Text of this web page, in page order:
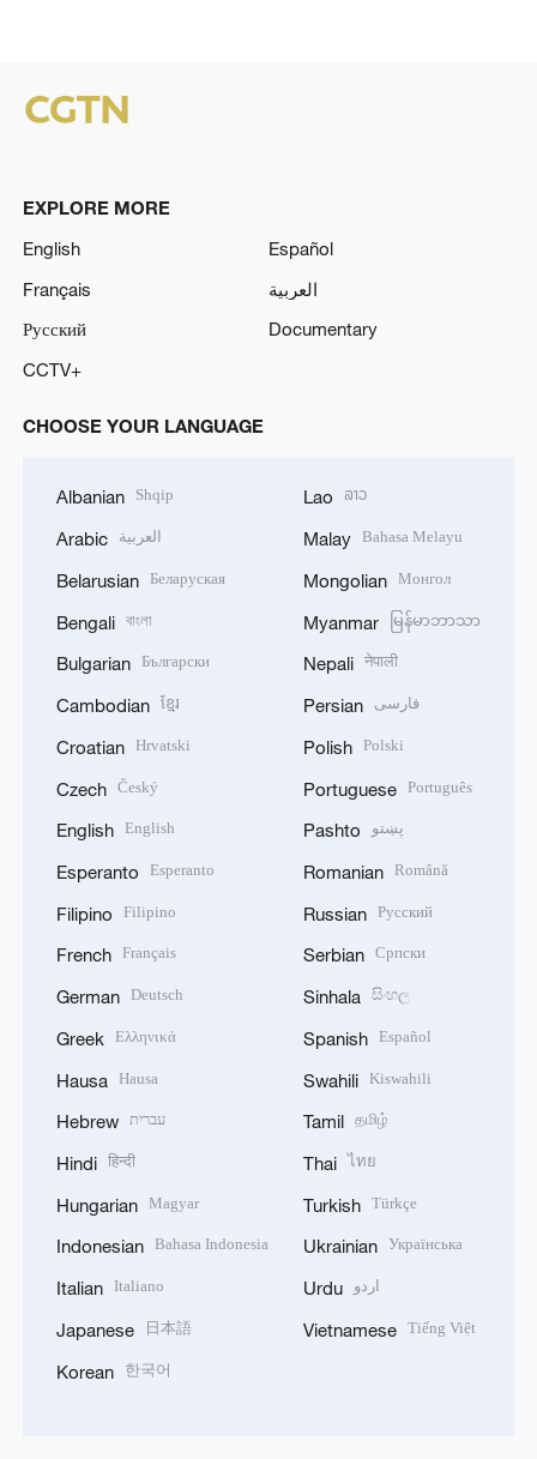
EXPLORE MORE
English
Español
Français
العربية
Русский
Documentary
CCTV+
CHOOSE YOUR LANGUAGE
Albanian Shqip
Arabic العربية
Belarusian Беларуская
Bengali বাংলা
Bulgarian Български
Cambodian ខ្មែរ
Croatian Hrvatski
Czech Český
English English
Esperanto Esperanto
Filipino Filipino
French Français
German Deutsch
Greek Ελληνικά
Hausa Hausa
Hebrew עברית
Hindi हिन्दी
Hungarian Magyar
Indonesian Bahasa Indonesia
Italian Italiano
Japanese 日本語
Korean 한국어
Lao ລາວ
Malay Bahasa Melayu
Mongolian Монгол
Myanmar မြန်မာဘာသာ
Nepali नेपाली
Persian فارسی
Polish Polski
Portuguese Português
Pashto پښتو
Romanian Română
Russian Русский
Serbian Српски
Sinhala සිංහල
Spanish Español
Swahili Kiswahili
Tamil தமிழ்
Thai ไทย
Turkish Türkçe
Ukrainian Українська
Urdu اردو
Vietnamese Tiếng Việt